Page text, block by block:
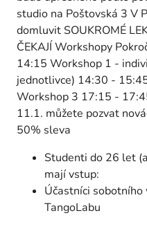
studio na Poštovská 3 V
domluvit SOUKROMÉ
ČEKAJÍ Workshopy
14:15 Workshop 1 -
jednotlivce) 14:30 -
Workshop 3 17:15 -
11.1. můžete pozvat
50% sleva
Studenti do 26 let
mají vstup:
Účastníci
TangoLabu